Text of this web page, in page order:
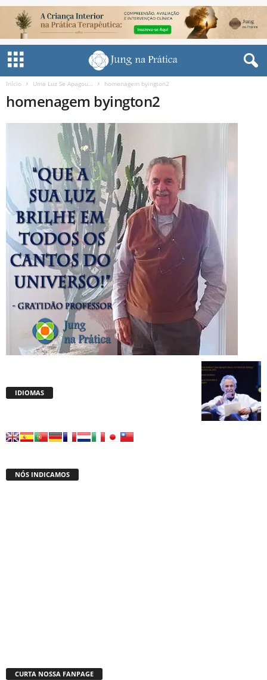
Início Uma Luz Se Apagou… homenagem byington2
homenagem byington2
IDIOMAS
NÓS INDICAMOS
CURTA NOSSA FANPAGE